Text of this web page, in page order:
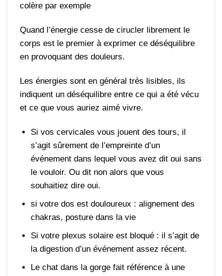
colère par exemple
Quand l’énergie cesse de cirucler librement le
corps est le premier à exprimer ce déséquilibre
en provoquant des douleurs.
Les énergies sont en général très lisibles, ils
indiquent un déséquilibre entre ce qui a été vécu
et ce que vous auriez aimé vivre.
Si vos cervicales vous jouent des tours, il
s’agit sûrement de l’empreinte d’un
événement dans lequel vous avez dit oui sans
le vouloir. Ou dit non alors que vous
souhaitiez dire oui.
si votre dos est douloureux : alignement des
chakras, posture dans la vie
Si votre plexus solaire est bloqué : il s’agit de
la digestion d’un événement assez récent.
Le chat dans la gorge fait référence à une